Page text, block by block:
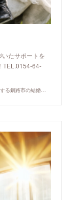
たサポートを
TEL.0154-64-